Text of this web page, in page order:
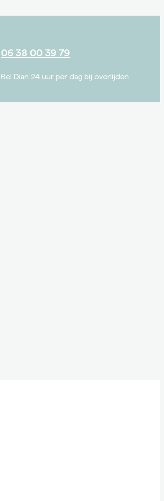
06 38 00 39 79
Bel Dian 24 uur per dag bij overlijden